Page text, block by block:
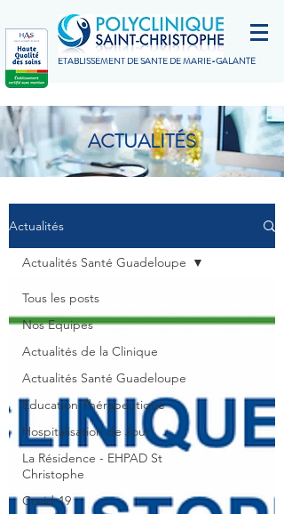
ETABLISSEMENT DE SANTÉ DE MARIE-GALANTE
ACTUALITÉS
Actualités
Tous les posts
Nos Equipes
Actualités de la Clinique
Actualités Santé Guadeloupe
Education Thérapeutique
Hospitalisation de Jour
La Résidence - EHPAD St
Christophe
Covid-19
Actualités Santé Guadeloupe